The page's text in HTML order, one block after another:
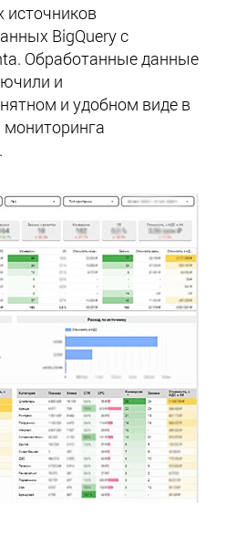
BigQuery с
Обработанные данные
и
и удобном виде в
мониторинга